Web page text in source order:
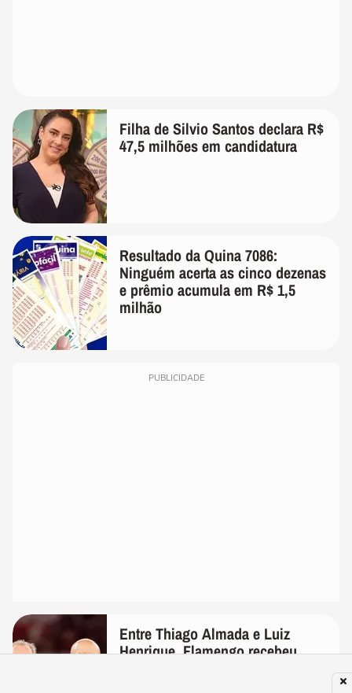
Filha de Silvio Santos declara R$
47,5 milhões em candidatura
Resultado da Quina 7086:
Ninguém acerta as cinco dezenas
e prêmio acumula em R$ 1,5
milhão
PUBLICIDADE
Entre Thiago Almada e Luiz
Henrique, Flamengo recebeu